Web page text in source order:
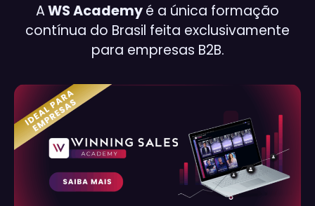
AWS Academyé a única formação
contínua do Brasil feita exclusivamente
para empresas B2B.